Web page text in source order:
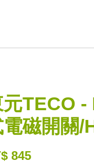
TECO -
磁開關/
845